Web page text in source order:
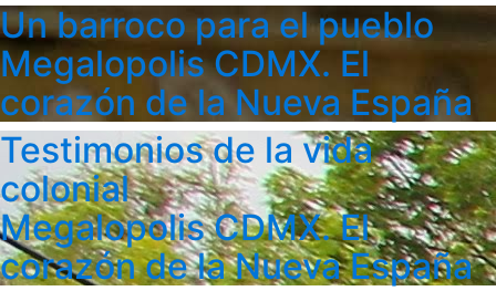
Un barroco para el pueblo
Megalopolis CDMX. El
corazón de la Nueva España
Testimonios de la vida
colonial
Megalopolis CDMX. El
corazón de la Nueva España